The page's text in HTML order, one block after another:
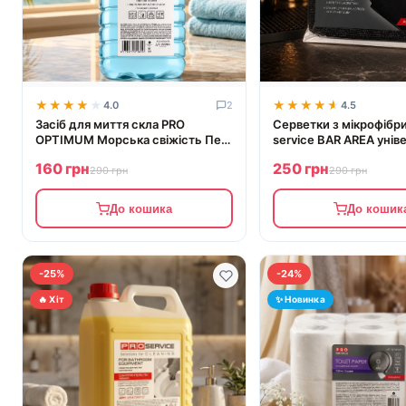
★★★★★
★★★★★ 4.0 2
Засіб для миття скла PRO
OPTIMUM Морська свіжість Пет
160 грн290 грн
До кошика
★★★★★
★★★★★ 4.5
Серветки з
service BAR AREA
250 грн290 грн
До
-25%
🔥 Хіт
-24%
✨ Новинка